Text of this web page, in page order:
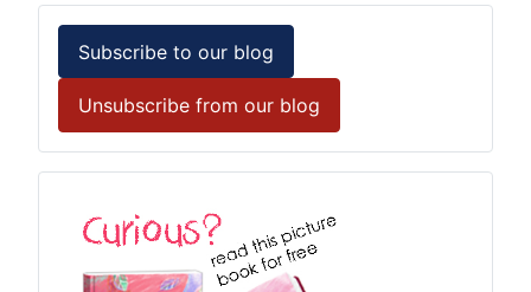
Subscribe to our blog
Unsubscribe from our blog